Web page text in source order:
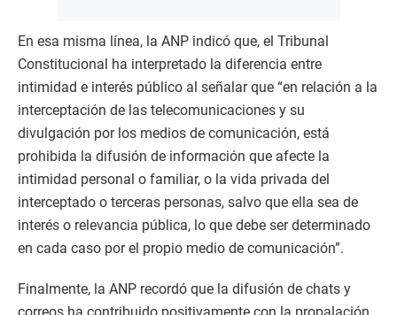
En esa misma línea, la ANP indicó que, el Tribunal
Constitucional ha interpretado la diferencia entre
intimidad e interés público al señalar que “en relación a la
interceptación de las telecomunicaciones y su
divulgación por los medios de comunicación, está
prohibida la difusión de información que afecte la
intimidad personal o familiar, o la vida privada del
interceptado o terceras personas, salvo que ella sea de
interés o relevancia pública, lo que debe ser determinado
en cada caso por el propio medio de comunicación”.
Finalmente, la ANP recordó que la difusión de chats y